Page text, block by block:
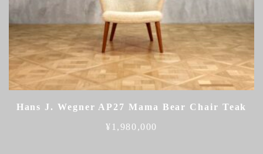
Hans J. Wegner AP27 Mama Bear Chair Teak
¥ 1,980,000